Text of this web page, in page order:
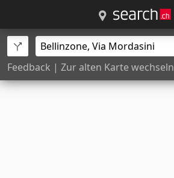
Feedback | Zur alten Karte wechseln